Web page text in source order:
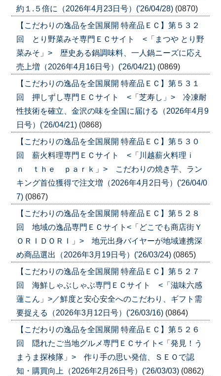
約１.５倍に（2026年4月23日号）('26/04/28) (0870)
【こだわりの逸品を全国展開 特産品ＥＣ】第５３２
回 とり野菜みそ専門ＥＣサイト <「まつや とり野
菜みそ」> 歴史ある鍋調味料、一人鍋ニーズに応え
売上増（2026年4月16日号）('26/04/21) (0869)
【こだわりの逸品を全国展開 特産品ＥＣ】第５３１
回 押しずし専門ＥＣサイト <「芝寿し」> 冷凍耐
性技術を確立、金沢の味を全国に届ける（2026年4月9
日号）('26/04/21) (0868)
【こだわりの逸品を全国展開 特産品ＥＣ】第５３０
回 薪火料理専門ＥＣサイト <「川越薪火料理ｉ
ｎ ｔｈｅ ｐａｒｋ」> こだわりの焼き芋、ラン
キング首位獲得で注文増（2026年4月2日号）('26/04/0
7) (0867)
【こだわりの逸品を全国展開 特産品ＥＣ】第５２８
回 地域の逸品専門ＥＣサイト<「どこでも商店街Ｙ
ＯＲＩＤＯＲＩ」> 地元出身バイヤーが地域連携深
め商品選出（2026年3月19日号）('26/03/24) (0865)
【こだわりの逸品を全国展開 特産品ＥＣ】第５２７
回 海鮮しゃぶしゃぶ専門ＥＣサイト <「滋味六感
蓮こん」>／鮮度と安心安全へのこだわり、ギフト需
要捉える（2026年3月12日号）('26/03/16) (0864)
【こだわりの逸品を全国展開 特産品ＥＣ】第５２６
回 隠れたご当地グルメ専門ＥＣサイト<「発見！う
まうま探検隊」> 作り手の思い発信、ＳＥＯで認
知・購買向上（2026年2月26日号）('26/03/03) (0862)